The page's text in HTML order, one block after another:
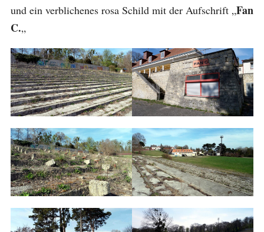
und ein verblichenes rosa Schild mit der Aufschrift „Fan
C.„